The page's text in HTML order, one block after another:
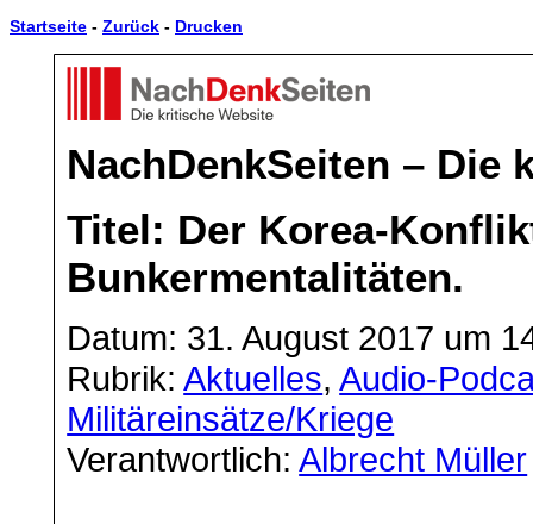
Startseite - Zurück - Drucken
NachDenkSeiten – Die
Titel: Der Korea-
Bunkermentalitäten.
Datum: 31. August 2017 um
Rubrik:Aktuelles,Audio-
Militäreinsätze/Kriege
Verantwortlich:Albrecht Müller